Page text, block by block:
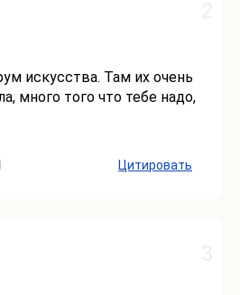
искусства. Там их очень
много того что тебе надо,
Цитировать